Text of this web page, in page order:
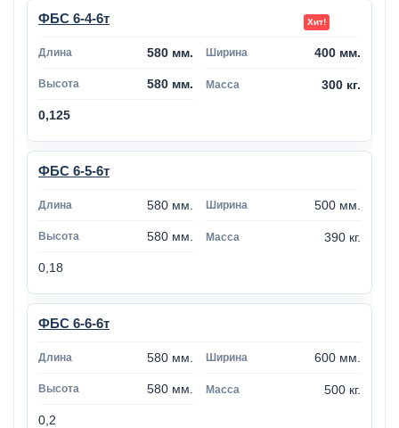
ФБС 6-4-6т
580 мм. 400 мм.
580 мм. 300 кг.
0,125
ФБС 6-5-6т
580 мм. 500 мм.
580 мм. 390 кг.
0,18
ФБС 6-6-6т
580 мм. 600 мм.
580 мм. 500 кг.
0,2